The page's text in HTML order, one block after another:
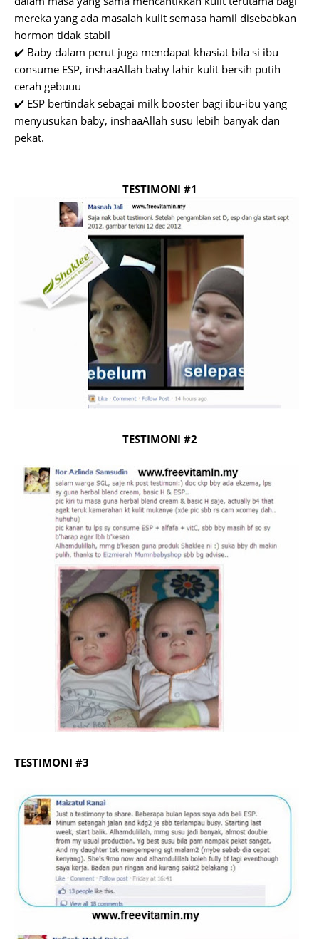
mereka yang ada masalah kulit semasa hamil disebabkan
hormon tidak stabil
✔️ Baby dalam perut juga mendapat khasiat bila si ibu
consume ESP, inshaaAllah baby lahir kulit bersih putih
cerah gebuuu
✔️ ESP bertindak sebagai milk booster bagi ibu-ibu yang
menyusukan baby, inshaaAllah susu lebih banyak dan
pekat.
TESTIMONI #1
TESTIMONI #2
TESTIMONI #3